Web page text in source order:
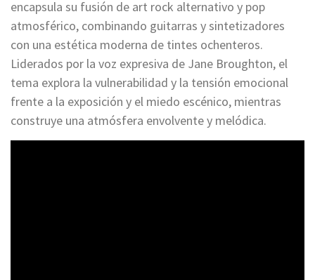
encapsula su fusión de art rock alternativo y pop
atmosférico, combinando guitarras y sintetizadores
con una estética moderna de tintes ochenteros.
Liderados por la voz expresiva de Jane Broughton, el
tema explora la vulnerabilidad y la tensión emocional
frente a la exposición y el miedo escénico, mientras
construye una atmósfera envolvente y melódica.